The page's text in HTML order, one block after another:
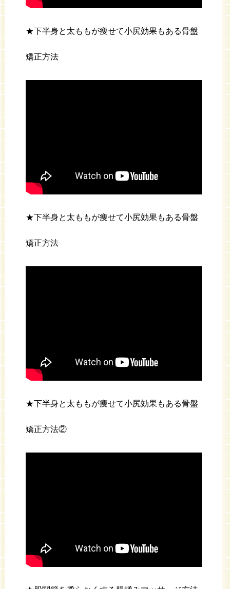
★下半身と太ももが痩せて小尻効果もある骨盤
矯正方法
★下半身と太ももが痩せて小尻効果もある骨盤
矯正方法
★下半身と太ももが痩せて小尻効果もある骨盤
矯正方法②